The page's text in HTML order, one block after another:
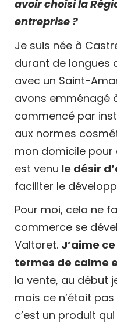
avoir choisi la
entreprise ?
Je suis née à
durant de longues
avec un Saint-
avons emménagé
commencé par
aux normes
mon domicile pour
est venu le désir
faciliter le
Pour moi, cela ne
commerce se
Valtoret. J’aime
termes de calme
la vente, au début
mais ce n’était
c’est un produit